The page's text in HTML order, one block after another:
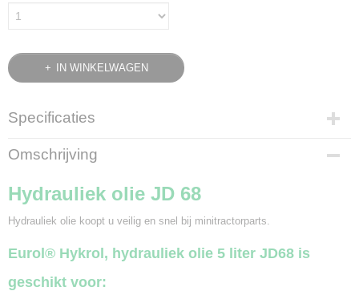
IN WINKELWAGEN
Specificaties
Bruto gewicht
4,75 Kg
Omschrijving
Hydrauliek olie JD 68
Hydrauliek olie koopt u veilig en snel bij minitractorparts.
Eurol® Hykrol, hydrauliek olie 5 liter JD68 is
geschikt voor: